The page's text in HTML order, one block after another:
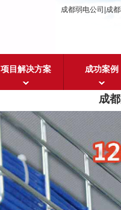
成都弱电公司|成
项目解决方案 成功案例
成都